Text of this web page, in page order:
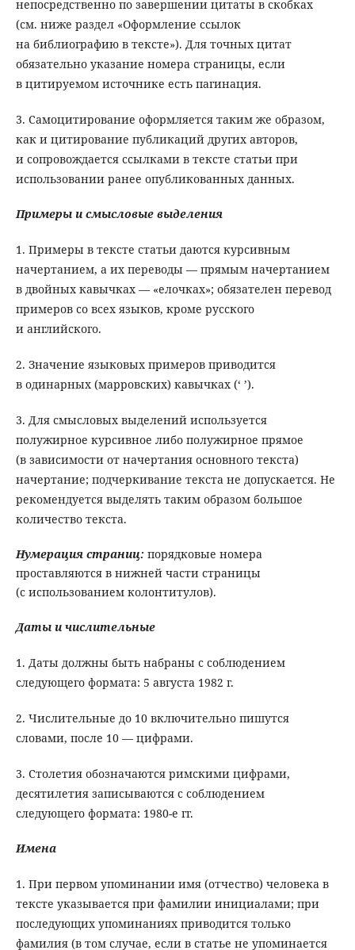
непосредственно по завершении цитаты в скобках
(см. ниже раздел «Оформление ссылок
на библиографию в тексте»). Для точных цитат
обязательно указание номера страницы, если
в цитируемом источнике есть пагинация.
3. Самоцитирование оформляется таким же образом,
как и цитирование публикаций других авторов,
и сопровождается ссылками в тексте статьи при
использовании ранее опубликованных данных.
Примеры и смысловые выделения
1. Примеры в тексте статьи даются курсивным
начертанием, а их переводы — прямым начертанием
в двойных кавычках — «елочках»; обязателен перевод
примеров со всех языков, кроме русского
и английского.
2. Значение языковых примеров приводится
в одинарных (марровских) кавычках (‘ ’).
3. Для смысловых выделений используется
полужирное курсивное либо полужирное прямое
(в зависимости от начертания основного текста)
начертание; подчеркивание текста не допускается. Не
рекомендуется выделять таким образом большое
количество текста.
Нумерация страниц: порядковые номера
проставляются в нижней части страницы
(с использованием колонтитулов).
Даты и числительные
1. Даты должны быть набраны с соблюдением
следующего формата: 5 августа 1982 г.
2. Числительные до 10 включительно пишутся
словами, после 10 — цифрами.
3. Столетия обозначаются римскими цифрами,
десятилетия записываются с соблюдением
следующего формата: 1980-е гг.
Имена
1. При первом упоминании имя (отчество) человека в
тексте указывается при фамилии инициалами; при
последующих упоминаниях приводится только
фамилия (в том случае, если в статье не упоминается